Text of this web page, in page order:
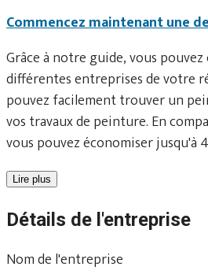
Commencez maintenant une
Grâce à notre guide, vous
différentes entreprises de votre
pouvez facilement trouver un
vos travaux de peinture. En
vous pouvez économiser jusqu'à
Lire plus
Détails de l'entreprise
Nom de l'entreprise